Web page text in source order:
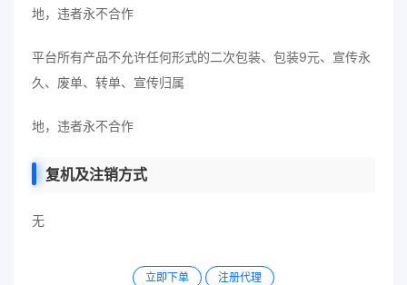
地，违者永不合作
平台所有产品不允许任何形式的二次包装、包装9元、宣传永
久、废单、转单、宣传归属
地，违者永不合作
复机及注销方式
无
立即下单 注册代理